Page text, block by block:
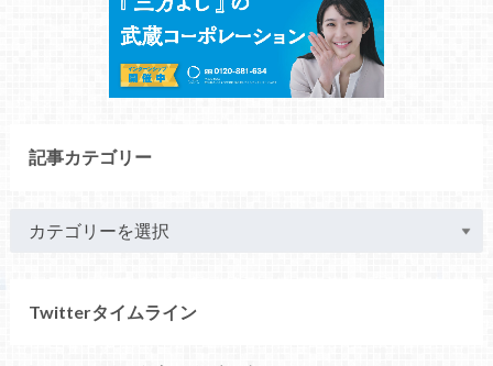
記事カテゴリー
Twitterタイムライン